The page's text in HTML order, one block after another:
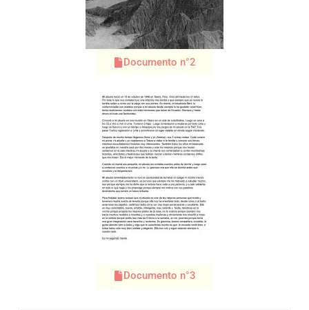
Documento n°2
Documento n°3